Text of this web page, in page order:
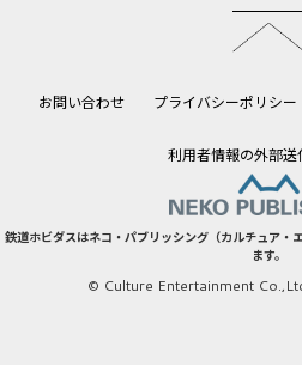
お問い合わせ プライバシーポリシー
利用者情報の外部送
鉄道ホビダスはネコ・パブリッシング（カルチュア・
ます。
© Culture Entertainment